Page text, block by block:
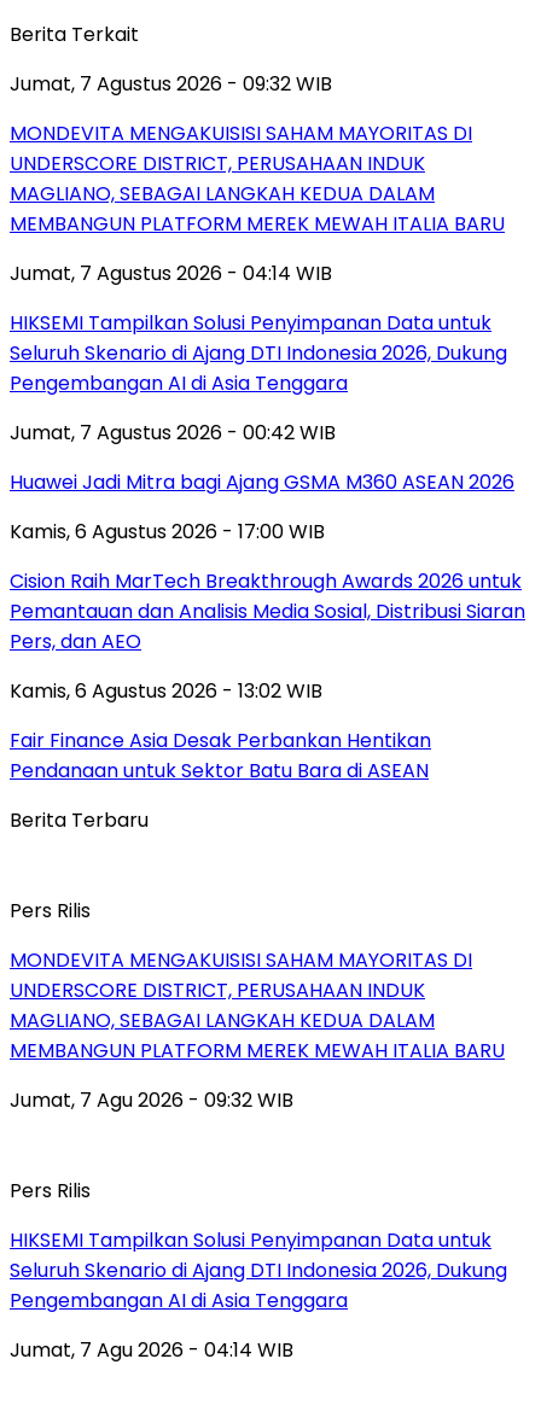
Berita Terkait
Jumat, 7 Agustus 2026 - 09:32 WIB
MONDEVITA MENGAKUISISI SAHAM MAYORITAS DI
UNDERSCORE DISTRICT, PERUSAHAAN INDUK
MAGLIANO, SEBAGAI LANGKAH KEDUA DALAM
MEMBANGUN PLATFORM MEREK MEWAH ITALIA BARU
Jumat, 7 Agustus 2026 - 04:14 WIB
HIKSEMI Tampilkan Solusi Penyimpanan Data untuk
Seluruh Skenario di Ajang DTI Indonesia 2026, Dukung
Pengembangan AI di Asia Tenggara
Jumat, 7 Agustus 2026 - 00:42 WIB
Huawei Jadi Mitra bagi Ajang GSMA M360 ASEAN 2026
Kamis, 6 Agustus 2026 - 17:00 WIB
Cision Raih MarTech Breakthrough Awards 2026 untuk
Pemantauan dan Analisis Media Sosial, Distribusi Siaran
Pers, dan AEO
Kamis, 6 Agustus 2026 - 13:02 WIB
Fair Finance Asia Desak Perbankan Hentikan
Pendanaan untuk Sektor Batu Bara di ASEAN
Berita Terbaru
Pers Rilis
MONDEVITA MENGAKUISISI SAHAM MAYORITAS DI
UNDERSCORE DISTRICT, PERUSAHAAN INDUK
MAGLIANO, SEBAGAI LANGKAH KEDUA DALAM
MEMBANGUN PLATFORM MEREK MEWAH ITALIA BARU
Jumat, 7 Agu 2026 - 09:32 WIB
Pers Rilis
HIKSEMI Tampilkan Solusi Penyimpanan Data untuk
Seluruh Skenario di Ajang DTI Indonesia 2026, Dukung
Pengembangan AI di Asia Tenggara
Jumat, 7 Agu 2026 - 04:14 WIB